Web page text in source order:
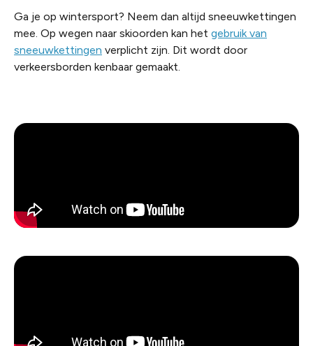
Ga je op wintersport? Neem dan altijd sneeuwkettingen
mee. Op wegen naar skioorden kan het gebruik van
sneeuwkettingen verplicht zijn. Dit wordt door
verkeersborden kenbaar gemaakt.